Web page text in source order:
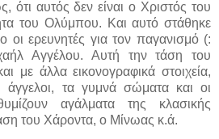
ότι αυτός δεν είναι ο Χριστός του
του Ολύμπου. Και αυτό στάθηκε
ερευνητές για τον παγανισμό (:
Αγγέλου. Αυτή την τάση του
με άλλα εικονογραφικά στοιχεία,
άγγελοι, τα γυμνά σώματα και οι
αγάλματα της κλασικής
του Χάροντα, ο Μίνωας κ.ά.